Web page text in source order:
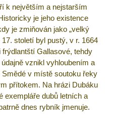
k největším a nejstarším
je jeho existence
je zmiňován jako „velký
století byl pustý, v r. 1664
Gallasové, tehdy
vznikl vyhloubením a
v místě soutoku řeky
přítokem. Na hrázi Dubáku
exempláře dubů letních a
dnes rybník jmenuje.